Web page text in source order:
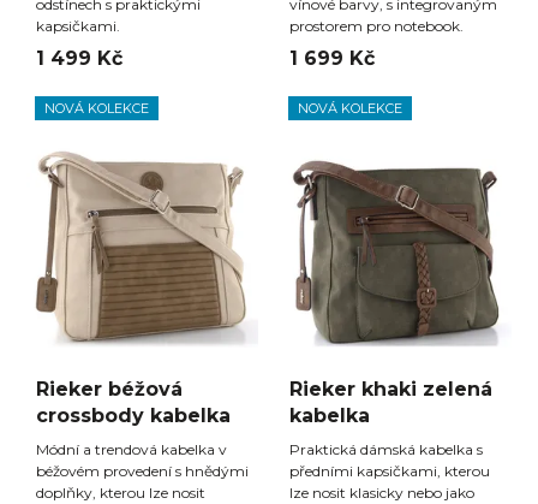
odstínech s praktickými
kapsičkami.
1 499 Kč
vínové barvy, s integrovaným
prostorem pro notebook.
1 699 Kč
NOVÁ KOLEKCE
Rieker béžová
crossbody kabelka
Módní a trendová kabelka v
béžovém provedení s hnědými
doplňky, kterou lze nosit
NOVÁ KOLEKCE
Rieker khaki zelená
kabelka
Praktická dámská kabelka s
předními kapsičkami, kterou
lze nosit klasicky nebo jako